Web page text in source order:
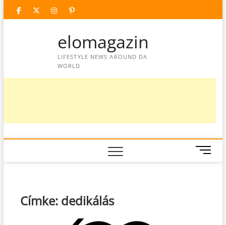
facebooktwitter
instagram
googleplus
pinterest
elomagazin
LIFESTYLE NEWS AROUND DA
WORLD
M
e
Címke: dedikálás